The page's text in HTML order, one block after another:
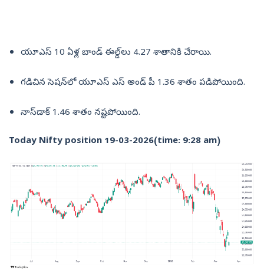
యూఎస్‌ 10 ఏళ్ల బాండ్‌ ఈల్డ్‌లు 4.27 శాతానికి చేరాయి.
గడిచిన సెషన్‌లో యూఎస్‌ ఎస్‌ అండ్‌ పీ 1.36 శాతం పడిపోయింది.
నాస్‌డాక్‌ 1.46 శాతం నష్టపోయింది.
Today Nifty position 19-03-2026(time: 9:28 am)